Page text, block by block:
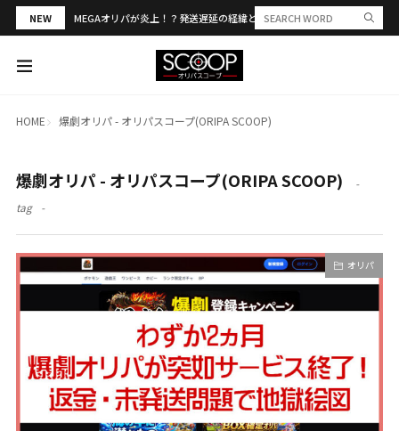
NEW MEGAオリパが炎上！？発送遅延の経緯と評判・当選報告を解説
HOME 爆劇オリパ - オリパスコープ(ORIPA SCOOP)
爆劇オリパ - オリパスコープ(ORIPA SCOOP)
tag
オリパ